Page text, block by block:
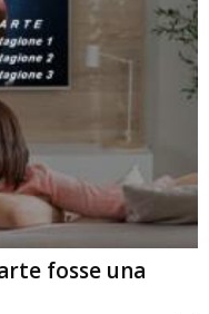
fosse una